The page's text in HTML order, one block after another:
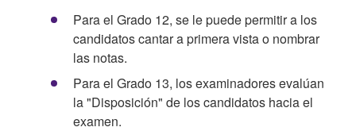
Para el Grado 12, se le puede permitir a los
candidatos cantar a primera vista o nombrar
las notas.
Para el Grado 13, los examinadores evalúan
la "Disposición" de los candidatos hacia el
examen.